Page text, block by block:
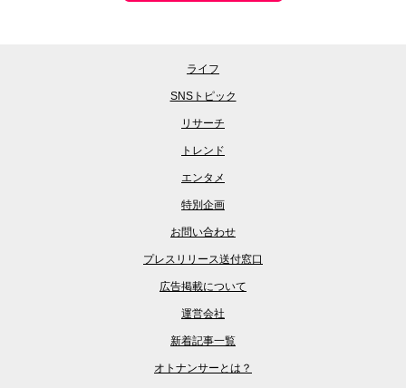
ライフ
SNSトピック
リサーチ
トレンド
エンタメ
特別企画
お問い合わせ
プレスリリース送付窓口
広告掲載について
運営会社
新着記事一覧
オトナンサーとは？